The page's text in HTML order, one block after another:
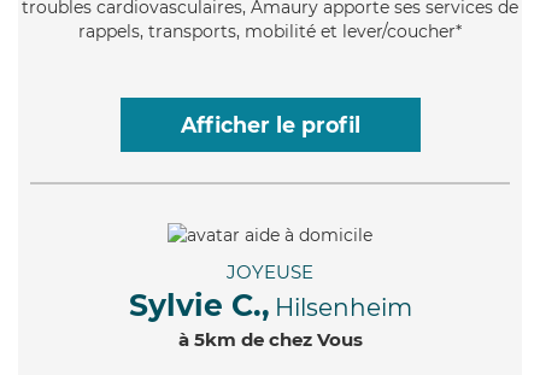
troubles cardiovasculaires, Amaury apporte ses services de
rappels, transports, mobilité et lever/coucher*
Afficher le profil
JOYEUSE
Sylvie C., Hilsenheim
à 5km de chez Vous